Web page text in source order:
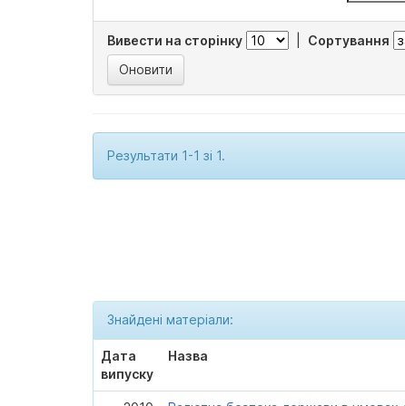
Вивести на сторінку Сортування
Результати 1-1 зі 1.
Знайдені матеріали:
Дата
випуску
Назва